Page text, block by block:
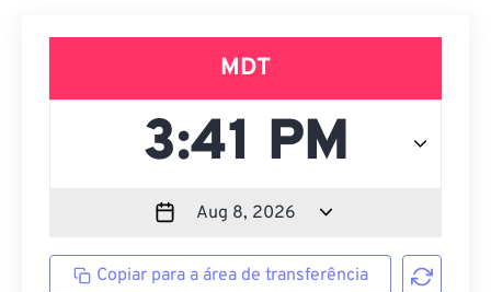
MDT
Copiar para a área de transferência